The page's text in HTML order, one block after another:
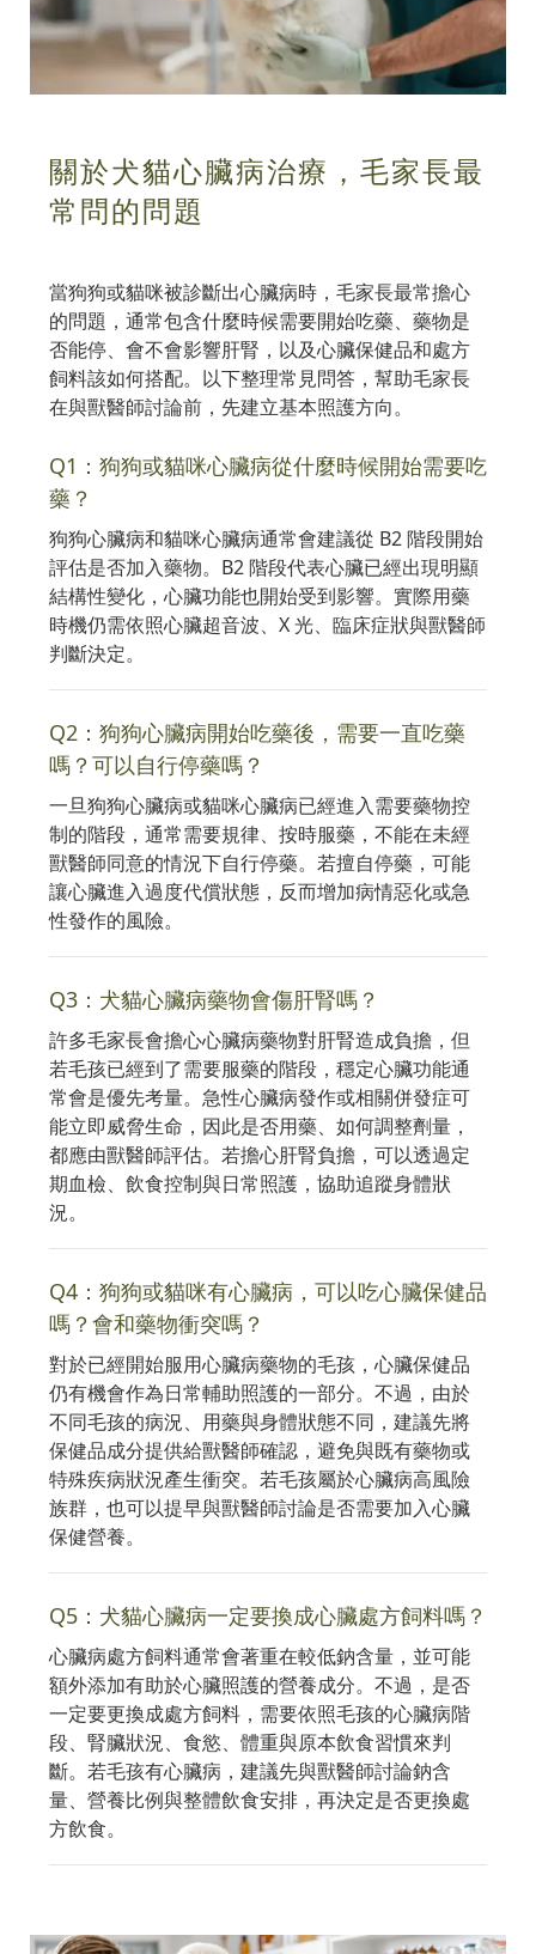
關於犬貓心臟病治療，毛家長最
常問的問題
當狗狗或貓咪被診斷出心臟病時，毛家長最常擔心
的問題，通常包含什麼時候需要開始吃藥、藥物是
否能停、會不會影響肝腎，以及心臟保健品和處方
飼料該如何搭配。以下整理常見問答，幫助毛家長
在與獸醫師討論前，先建立基本照護方向。
Q1：狗狗或貓咪心臟病從什麼時候開始需要吃
藥？
狗狗心臟病和貓咪心臟病通常會建議從 B2 階段開始
評估是否加入藥物。B2 階段代表心臟已經出現明顯
結構性變化，心臟功能也開始受到影響。實際用藥
時機仍需依照心臟超音波、X 光、臨床症狀與獸醫師
判斷決定。
Q2：狗狗心臟病開始吃藥後，需要一直吃藥
嗎？可以自行停藥嗎？
一旦狗狗心臟病或貓咪心臟病已經進入需要藥物控
制的階段，通常需要規律、按時服藥，不能在未經
獸醫師同意的情況下自行停藥。若擅自停藥，可能
讓心臟進入過度代償狀態，反而增加病情惡化或急
性發作的風險。
Q3：犬貓心臟病藥物會傷肝腎嗎？
許多毛家長會擔心心臟病藥物對肝腎造成負擔，但
若毛孩已經到了需要服藥的階段，穩定心臟功能通
常會是優先考量。急性心臟病發作或相關併發症可
能立即威脅生命，因此是否用藥、如何調整劑量，
都應由獸醫師評估。若擔心肝腎負擔，可以透過定
期血檢、飲食控制與日常照護，協助追蹤身體狀
況。
Q4：狗狗或貓咪有心臟病，可以吃心臟保健品
嗎？會和藥物衝突嗎？
對於已經開始服用心臟病藥物的毛孩，心臟保健品
仍有機會作為日常輔助照護的一部分。不過，由於
不同毛孩的病況、用藥與身體狀態不同，建議先將
保健品成分提供給獸醫師確認，避免與既有藥物或
特殊疾病狀況產生衝突。若毛孩屬於心臟病高風險
族群，也可以提早與獸醫師討論是否需要加入心臟
保健營養。
Q5：犬貓心臟病一定要換成心臟處方飼料嗎？
心臟病處方飼料通常會著重在較低鈉含量，並可能
額外添加有助於心臟照護的營養成分。不過，是否
一定要更換成處方飼料，需要依照毛孩的心臟病階
段、腎臟狀況、食慾、體重與原本飲食習慣來判
斷。若毛孩有心臟病，建議先與獸醫師討論鈉含
量、營養比例與整體飲食安排，再決定是否更換處
方飲食。